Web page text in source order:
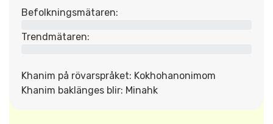
Befolkningsmätaren:
Trendmätaren:
Khanim på rövarspråket: Kokhohanonimom
Khanim baklänges blir: Minahk